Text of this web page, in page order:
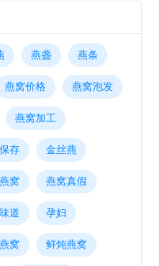
燕盏 燕条
燕窝价格 燕窝泡发
燕窝加工
存 金丝燕
窝 燕窝真假
道 孕妇
窝 鲜炖燕窝